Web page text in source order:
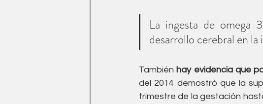
La ingesta de omega
desarrollo cerebral en la
También hay evidencia que
del 2014 demostró que la
trimestre de la gestación